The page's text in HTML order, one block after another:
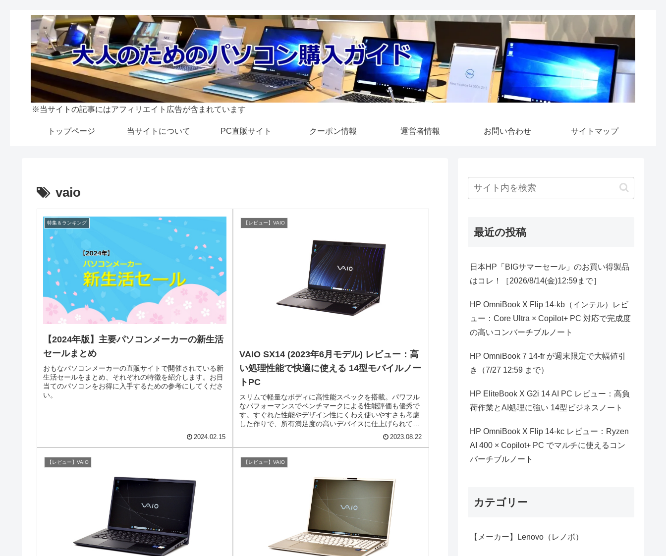
※当サイトの記事にはアフィリエイト広告が含まれています
トップページ 当サイトについて PC直販サイト クーポン情報 運営者情報 お問い合わせ サイトマップ
vaio
特集＆ランキング
【2024年版】主要パソコンメーカーの新生活
セールまとめ
おもなパソコンメーカーの直販サイトで開催されている新
生活セールをまとめ、それぞれの特徴を紹介します。お目
当てのパソコンをお得に入手するための参考にしてくださ
い。
2024.02.15
【レビュー】VAIO
VAIO SX14 (2023年6月モデル) レビュー：高
い処理性能で快適に使える 14型モバイルノー
トPC
スリムで軽量なボディに高性能スペックを搭載。パワフル
なパフォーマンスでベンチマークによる性能評価も優秀で
す。すぐれた性能やデザイン性にくわえ使いやすさも考慮
した作りで、所有満足度の高いデバイスに仕上げられてい
2023.08.22
【レビュー】VAIO 【レビュー】VAIO
最近の投稿
日本HP「BIGサマーセール」のお買い得製品
はコレ！［2026/8/14(金)12:59まで］
HP OmniBook X Flip 14-kb（インテル）レビ
ュー：Core Ultra × Copilot+ PC 対応で完成度
の高いコンバーチブルノート
HP OmniBook 7 14-fr が週末限定で大幅値引
き（7/27 12:59 まで）
HP EliteBook X G2i 14 AI PC レビュー：高負
荷作業とAI処理に強い 14型ビジネスノート
HP OmniBook X Flip 14-kc レビュー：Ryzen
AI 400 × Copilot+ PC でマルチに使えるコン
バーチブルノート
カテゴリー
【メーカー】Lenovo（レノボ）